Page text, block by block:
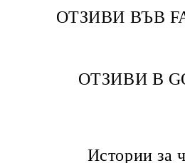
ОТЗИВИ ВЪВ
ОТЗИВИ В
Истории за